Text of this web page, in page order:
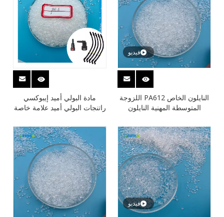
فيديو
النايلون الخاص PA612 اللزوجة
المتوسطة المهنية النايلون
مادة البولي أميد إيبوكسي
راتنجات البولي أميد علامة خاصة
الاستقرار
فيديو